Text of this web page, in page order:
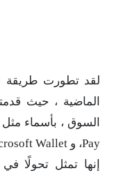
لقد تطورت طريقة
الماضية ، حيث
Pay، و Microsoft Wallet ،وغيرها الكثير.
إنها تمثل تحولًا